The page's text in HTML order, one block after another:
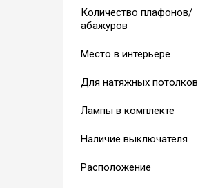
Количество плафонов/
абажуров
Место в интерьере
Для натяжных потолков
Лампы в комплекте
Наличие выключателя
Расположение